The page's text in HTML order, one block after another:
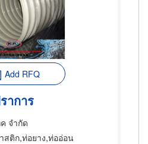
Add RFQ
าการ
จำกัด
สติก,ท่อยาง,ท่ออ่อน